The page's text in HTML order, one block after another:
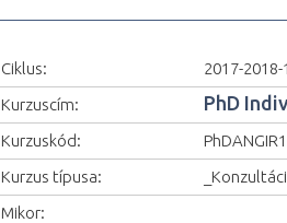
Ciklus:
2017-2018-1
Kurzuscím:
PhD
Kurzuskód:
Kurzus típusa:
Mikor: